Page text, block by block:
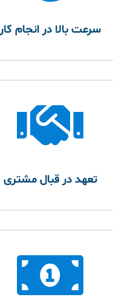
سرعت بالا در انجام کار
تعهد در قبال مشتری